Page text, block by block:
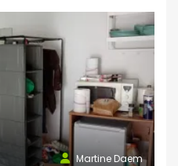
Martine Daem